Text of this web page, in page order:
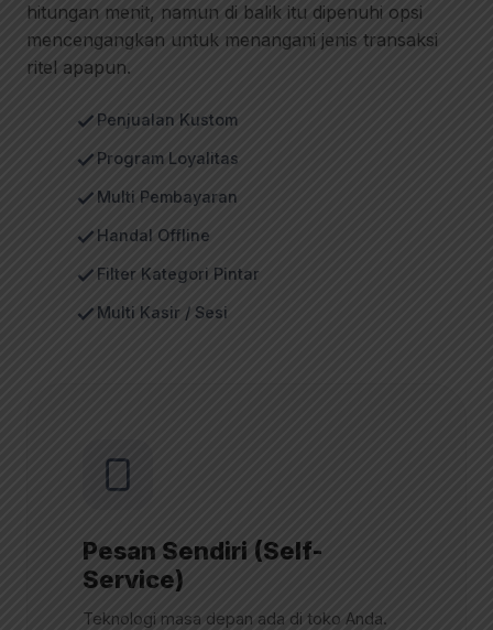
hitungan menit, namun di balik itu dipenuhi opsi
mencengangkan untuk menangani jenis transaksi
ritel apapun.
Penjualan Kustom
Program Loyalitas
Multi Pembayaran
Handal Offline
Filter Kategori Pintar
Multi Kasir / Sesi
Pesan Sendiri (Self-
Service)
Teknologi masa depan ada di toko Anda.